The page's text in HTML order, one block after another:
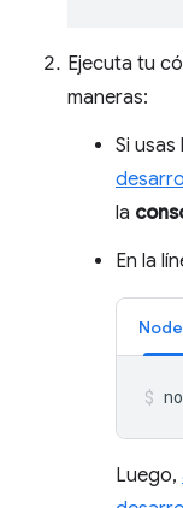
Ejecuta tu
maneras:
Si usas
la
En la
Luego,